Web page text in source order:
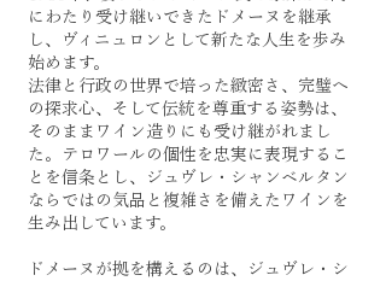
にわたり受け継いできたドメーヌを継承
し、ヴィニュロンとして新たな人生を歩み
始めます。
法律と行政の世界で培った緻密さ、完璧へ
の探求心、そして伝統を尊重する姿勢は、
そのままワイン造りにも受け継がれまし
た。テロワールの個性を忠実に表現するこ
とを信条とし、ジュヴレ・シャンベルタン
ならではの気品と複雑さを備えたワインを
生み出しています。
ドメーヌが拠を構えるのは、ジュヴレ・シ